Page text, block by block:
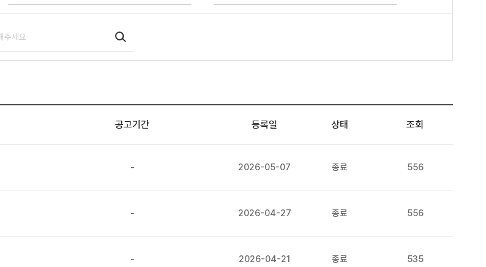
공고기간 등록일 상태 조회
- 2026-05-07 종료 556
- 2026-04-27 종료 556
- 2026-04-21 종료 535